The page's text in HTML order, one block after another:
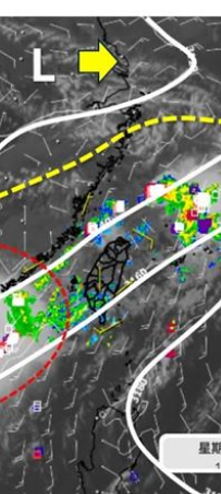
18:38
18:36
18:30
12:00
12:00